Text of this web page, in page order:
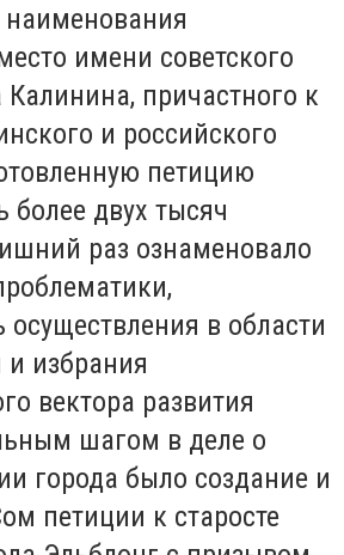
наименования
имени советского
Калинина, причастного к
и российского
петицию
более двух тысяч
раз ознаменовало
осуществления в области
и избрания
вектора развития
шагом в деле о
города было создание и
петиции к старосте